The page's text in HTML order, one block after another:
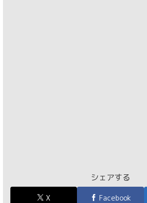
シェアする
X Facebook